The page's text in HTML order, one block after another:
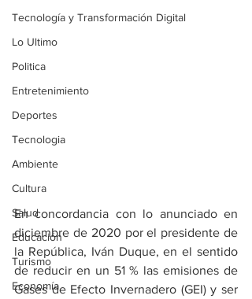
Tecnología y Transformación Digital
Lo Ultimo
Politica
Entretenimiento
Deportes
Tecnologia
Ambiente
Cultura
Salud
Educación
Turismo
Economía
En concordancia con lo anunciado en
diciembre de 2020 por el presidente de
la República, Iván Duque, en el sentido
de reducir en un 51 % las emisiones de
Gases de Efecto Invernadero (GEI) y ser